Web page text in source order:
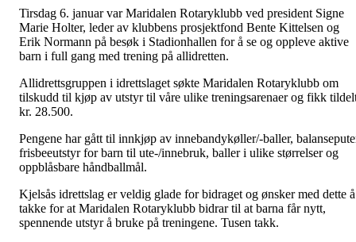
Tirsdag 6. januar var Maridalen Rotaryklubb ved president Signe
Marie Holter, leder av klubbens prosjektfond Bente Kittelsen og
Erik Normann på besøk i Stadionhallen for å se og oppleve aktive
barn i full gang med trening på allidretten.
Allidrettsgruppen i idrettslaget søkte Maridalen Rotaryklubb om
tilskudd til kjøp av utstyr til våre ulike treningsarenaer og fikk
kr. 28.500.
Pengene har gått til innkjøp av innebandykøller/-baller,
frisbeeutstyr for barn til ute-/innebruk, baller i ulike størrelser og
oppblåsbare håndballmål.
Kjelsås idrettslag er veldig glade for bidraget og ønsker med dette å
takke for at Maridalen Rotaryklubb bidrar til at barna får nytt,
spennende utstyr å bruke på treningene. Tusen takk.